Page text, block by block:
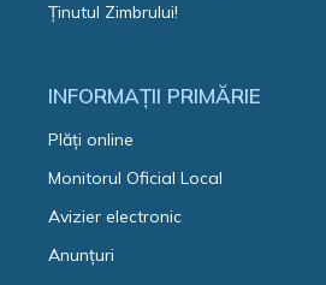
Ținutul Zimbrului!
INFORMAȚII PRIMĂRIE
Plăți online
Monitorul Oficial Local
Avizier electronic
Anunțuri